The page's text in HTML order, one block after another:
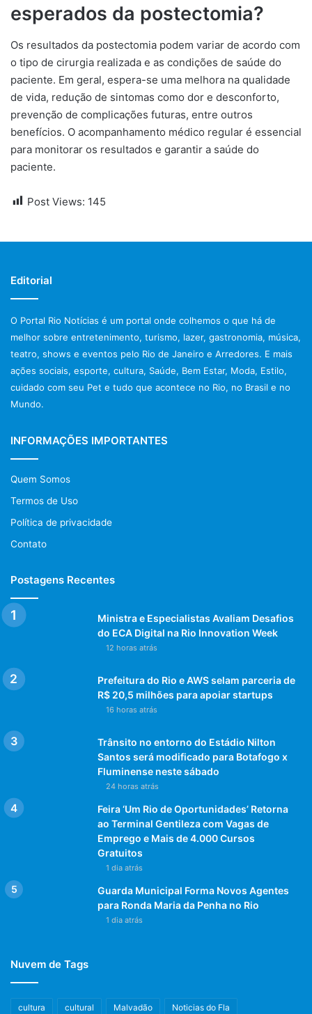
esperados da postectomia?
Os resultados da postectomia podem variar de acordo com
o tipo de cirurgia realizada e as condições de saúde do
paciente. Em geral, espera-se uma melhora na qualidade
de vida, redução de sintomas como dor e desconforto,
prevenção de complicações futuras, entre outros
benefícios. O acompanhamento médico regular é essencial
para monitorar os resultados e garantir a saúde do
paciente.
Post Views: 145
Editorial
O Portal Rio Notícias é um portal onde colhemos o que há de
melhor sobre entretenimento, turismo, lazer, gastronomia, música,
teatro, shows e eventos pelo Rio de Janeiro e Arredores. E mais
ações sociais, esporte, cultura, Saúde, Bem Estar, Moda, Estilo,
cuidado com seu Pet e tudo que acontece no Rio, no Brasil e no
Mundo.
INFORMAÇÕES IMPORTANTES
Quem Somos
Termos de Uso
Política de privacidade
Contato
Postagens Recentes
Ministra e Especialistas Avaliam Desafios
do ECA Digital na Rio Innovation Week
12 horas atrás
Prefeitura do Rio e AWS selam parceria de
R$ 20,5 milhões para apoiar startups
16 horas atrás
Trânsito no entorno do Estádio Nilton
Santos será modificado para Botafogo x
Fluminense neste sábado
24 horas atrás
Feira ‘Um Rio de Oportunidades’ Retorna
ao Terminal Gentileza com Vagas de
Emprego e Mais de 4.000 Cursos
Gratuitos
1 dia atrás
Guarda Municipal Forma Novos Agentes
para Ronda Maria da Penha no Rio
1 dia atrás
Nuvem de Tags
cultura cultural Malvadão Noticias do Fla